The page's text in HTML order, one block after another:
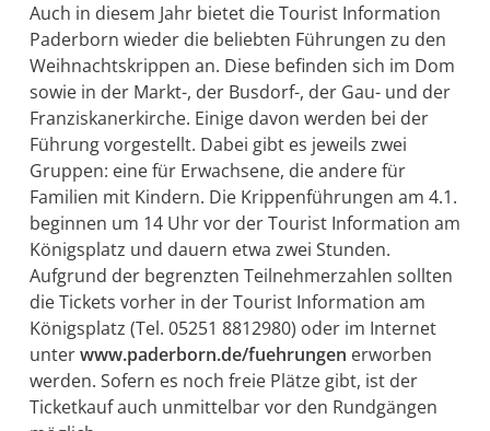
Auch in diesem Jahr bietet die Tourist Information
Paderborn wieder die beliebten Führungen zu den
Weihnachtskrippen an. Diese befinden sich im Dom
sowie in der Markt-, der Busdorf-, der Gau- und der
Franziskanerkirche. Einige davon werden bei der
Führung vorgestellt. Dabei gibt es jeweils zwei
Gruppen: eine für Erwachsene, die andere für
Familien mit Kindern. Die Krippenführungen am 4.1.
beginnen um 14 Uhr vor der Tourist Information am
Königsplatz und dauern etwa zwei Stunden.
Aufgrund der begrenzten Teilnehmerzahlen sollten
die Tickets vorher in der Tourist Information am
Königsplatz (Tel. 05251 8812980) oder im Internet
unterwww.paderborn.de/fuehrungen erworben
werden. Sofern es noch freie Plätze gibt, ist der
Ticketkauf auch unmittelbar vor den Rundgängen